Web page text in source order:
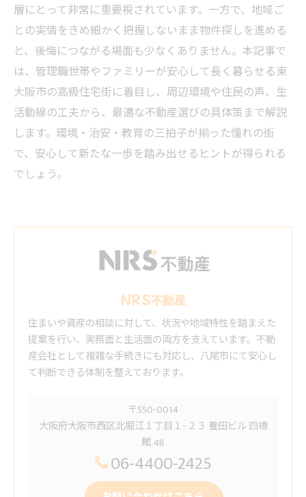
層にとって非常に重要視されています。一方で、地域ご
との実情をきめ細かく把握しないまま物件探しを進める
と、後悔につながる場面も少なくありません。本記事で
は、管理職世帯やファミリーが安心して長く暮らせる東
大阪市の高級住宅街に着目し、周辺環境や住民の声、生
活動線の工夫から、最適な不動産選びの具体策まで解説
します。環境・治安・教育の三拍子が揃った憧れの街
で、安心して新たな一歩を踏み出せるヒントが得られる
でしょう。
NRS不動産
住まいや資産の相談に対して、状況や地域特性を踏まえた
提案を行い、実務面と生活面の両方を支えています。不動
産会社として複雑な手続きにも対応し、八尾市にて安心し
て判断できる体制を整えております。
〒550-0014
大阪府大阪市西区北堀江１丁目１−２３ 養田ビル 四橋
館 4B
06-4400-2425